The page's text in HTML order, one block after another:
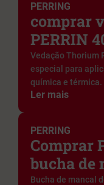
PERRING
comprar
PERRIN
Vedação Thorium
especial para
química e térmica.
Ler mais
PERRING
Comprar
bucha de
Bucha de mancal